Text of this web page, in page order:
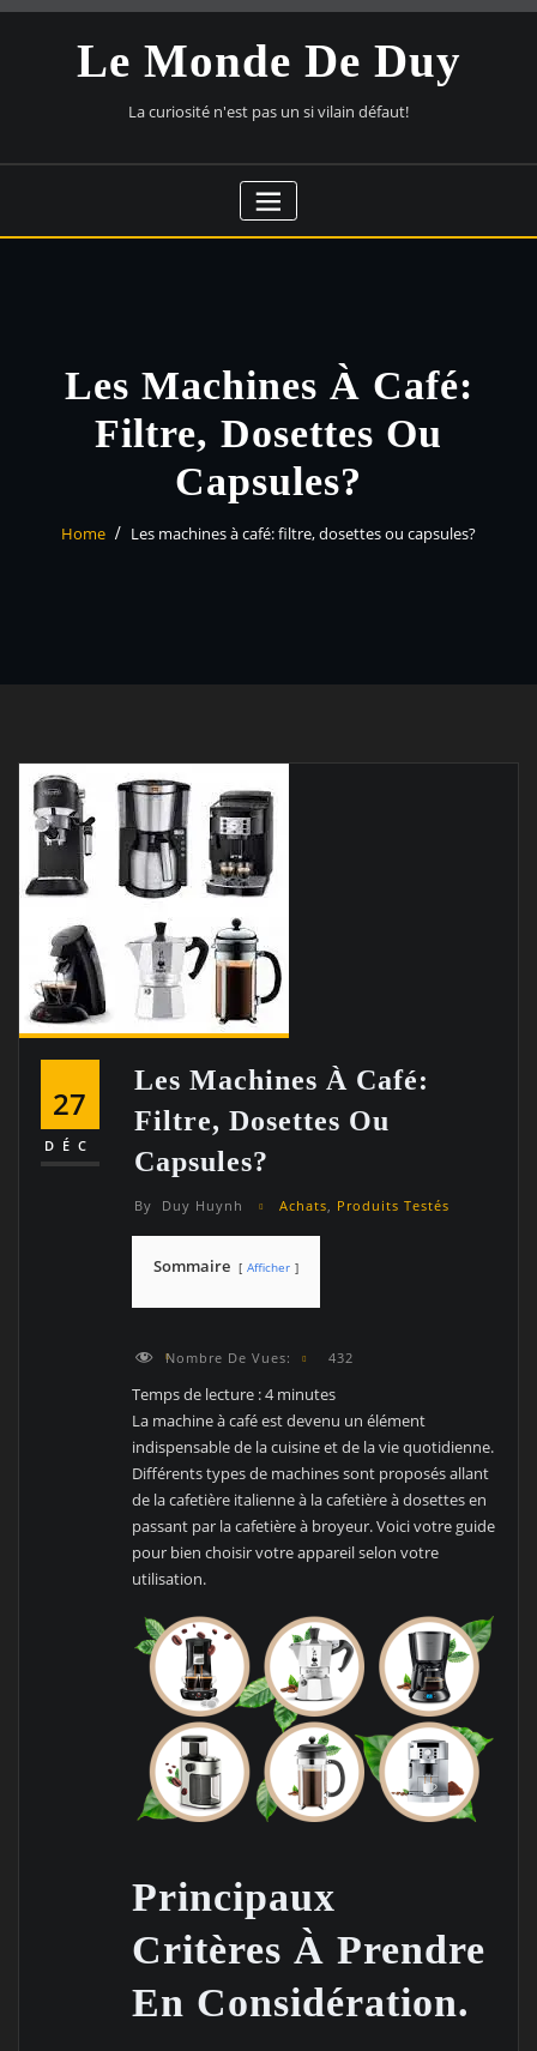
Skip
Le Monde De Duy
La curiosité n'est pas un si vilain défaut!
Les Machines À Café:
Filtre, Dosettes Ou
Capsules?
Home Les machines à café: filtre, dosettes ou capsules?
27
DÉC
Les Machines À Café:
Filtre, Dosettes Ou
Capsules?
By Duy Huynh Achats, Produits Testés
Sommaire Afficher
Nombre De Vues: 432
Temps de lecture :4 minutes
La machine à café est devenu un élément
indispensable de la cuisine et de la vie quotidienne.
Différents types de machines sont proposés allant
de la cafetière italienne à la cafetière à dosettes en
passant par la cafetière à broyeur. Voici votre guide
pour bien choisir votre appareil selon votre
utilisation.
Principaux
Critères À Prendre
En Considération.